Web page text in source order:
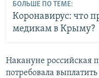
БОЛЬШЕ ПО ТЕМЕ:
Коронавирус: что
медикам в Крыму?
Накануне российская
потребовала